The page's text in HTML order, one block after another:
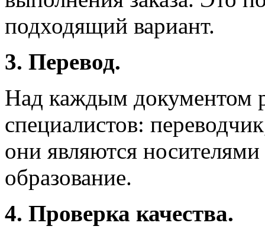
подходящий вариант.
3. Перевод.
Над каждым документом
специалистов:
они являются
образование.
4. Проверка качества.